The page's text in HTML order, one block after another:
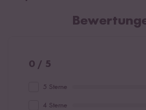
0 / 5
5 Sterne
4 Sterne